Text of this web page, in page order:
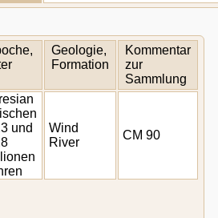
Geologie,
Formation
Kommentar
zur
Sammlung
und
Wind
River
CM 90